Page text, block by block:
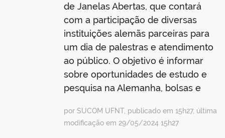
de Janelas Abertas, que contará
com a participação de diversas
instituições alemãs parceiras para
um dia de palestras e atendimento
ao público. O objetivo é informar
sobre oportunidades de estudo e
pesquisa na Alemanha, bolsas e
por SUCOM UFNT, publicado em 15h27, última
modificação em 29/05/2024 15h27